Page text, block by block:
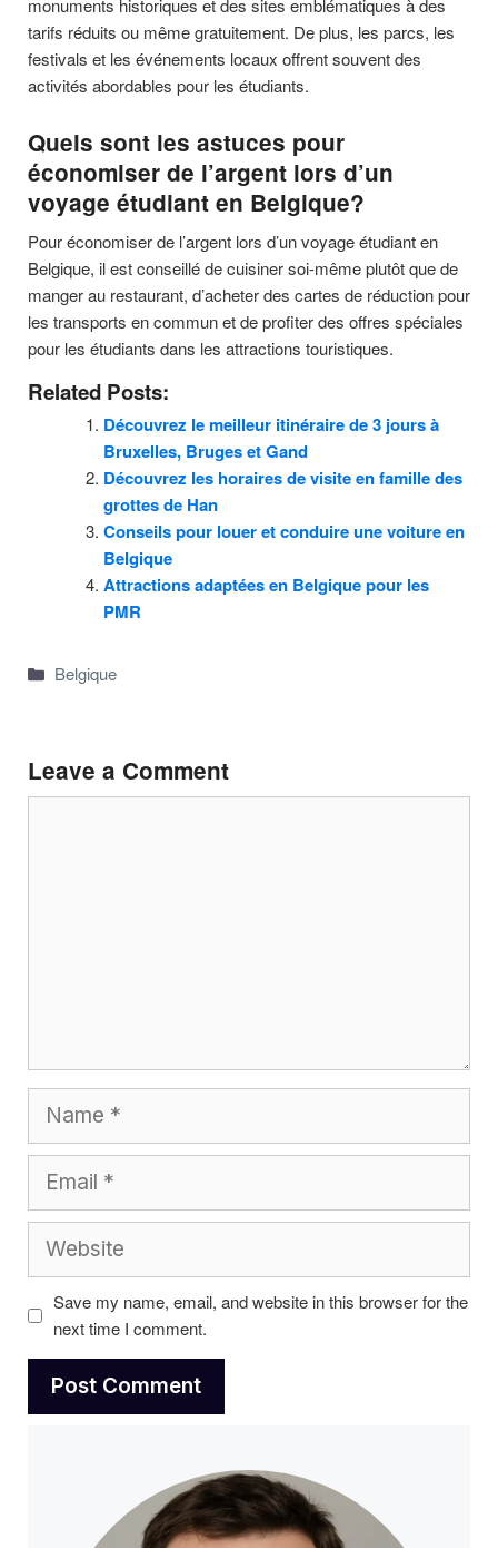
tarifs réduits ou même gratuitement. De plus, les parcs, les
festivals et les événements locaux offrent souvent des
activités abordables pour les étudiants.
Quels sont les astuces pour
économiser de l’argent lors d’un
voyage étudiant en Belgique?
Pour économiser de l’argent lors d’un voyage étudiant en
Belgique, il est conseillé de cuisiner soi-même plutôt que de
manger au restaurant, d’acheter des cartes de réduction pour
les transports en commun et de profiter des offres spéciales
pour les étudiants dans les attractions touristiques.
Related Posts:
Découvrez le meilleur itinéraire de 3 jours à
Bruxelles, Bruges et Gand
Découvrez les horaires de visite en famille des
grottes de Han
Conseils pour louer et conduire une voiture en
Belgique
Attractions adaptées en Belgique pour les
PMR
Categories
Belgique
Leave a Comment
Save my name, email, and website in this browser for the
next time I comment.